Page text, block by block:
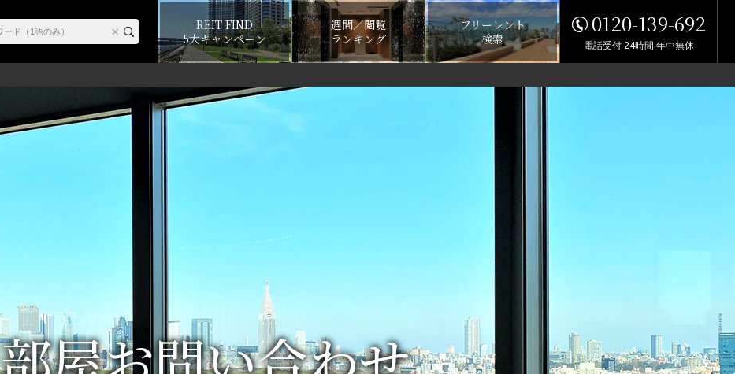
REIT FIND
5大キャンペーン
週間／閲覧
ランキング
フリーレント
検索
0120-139-692
電話受付 24時間 年中無休